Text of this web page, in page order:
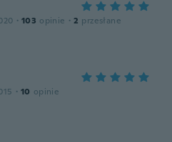
· 103 opinie · 2 przesłane
· 10 opinie